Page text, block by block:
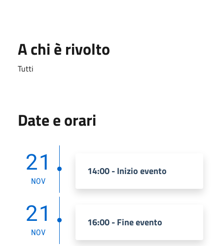
A chi è rivolto
Tutti
Date e orari
21
NOV
14:00 - Inizio evento
21
NOV
16:00 - Fine evento